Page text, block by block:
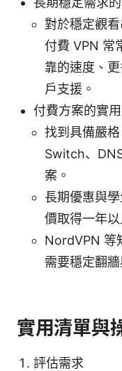
對於穩定觀
付費 VPN 常
靠的速度、
戶支援。
付費方案的實
找到具備嚴
Switch、
案。
長期優惠與
價取得一年以
NordVPN 等
需要穩定翻
實用清單與
評估需求